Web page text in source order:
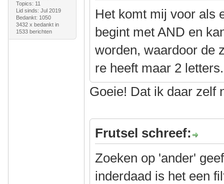
Topics: 11
Lid sinds: Jul 2019
Bedankt: 1050
3432 x bedankt in
1533 berichten
Het komt mij voor als
begint met AND en
worden, waardoor de
re heeft maar 2 letters.
Goeie! Dat ik daar zelf
Frutsel schreef:
Zoeken op 'ander'
inderdaad is het een